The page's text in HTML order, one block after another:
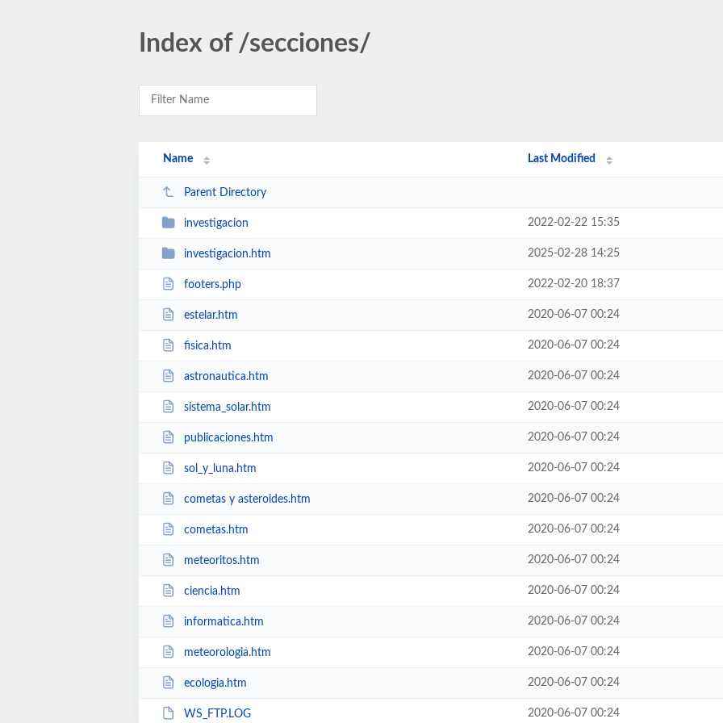
Index of /secciones/
Name Last Modified
Parent Directory
investigacion 2022-02-22 15:35
investigacion.htm 2025-02-28 14:25
footers.php 2022-02-20 18:37
estelar.htm 2020-06-07 00:24
fisica.htm 2020-06-07 00:24
astronautica.htm 2020-06-07 00:24
sistema_solar.htm 2020-06-07 00:24
publicaciones.htm 2020-06-07 00:24
sol_y_luna.htm 2020-06-07 00:24
cometas y asteroides.htm 2020-06-07 00:24
cometas.htm 2020-06-07 00:24
meteoritos.htm 2020-06-07 00:24
ciencia.htm 2020-06-07 00:24
informatica.htm 2020-06-07 00:24
meteorologia.htm 2020-06-07 00:24
ecologia.htm 2020-06-07 00:24
WS_FTP.LOG 2020-06-07 00:24